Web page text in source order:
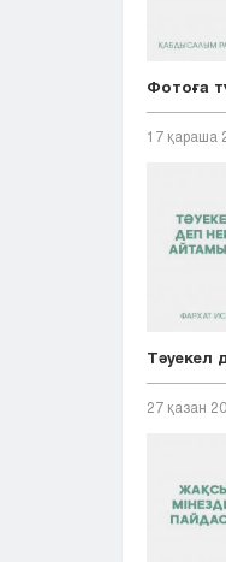
Фотоға
17 қараша
Тәуекел
27 қазан